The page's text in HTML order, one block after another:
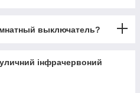
выключатель?
інфрачервоний